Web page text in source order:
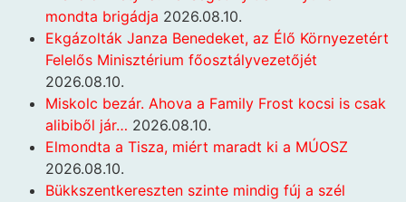
mondta brigádja 2026.08.10.
Ekgázolták Janza Benedeket, az Élő Környezetért
Felelős Minisztérium főosztályvezetőjét
2026.08.10.
Miskolc bezár. Ahova a Family Frost kocsi is csak
alibiből jár… 2026.08.10.
Elmondta a Tisza, miért maradt ki a MÚOSZ
2026.08.10.
Bükkszentkereszten szinte mindig fúj a szél